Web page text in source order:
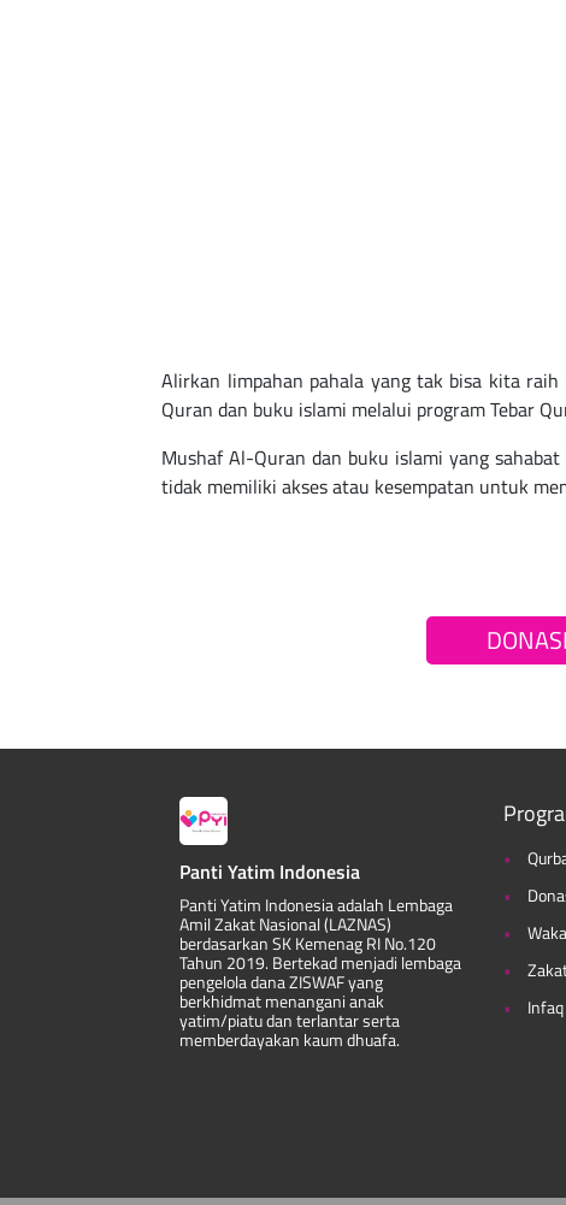
Alirkan limpahan pahala yang tak bisa kita
Quran dan buku islami melalui program Tebar
Mushaf Al-Quran dan buku islami yang
tidak memiliki akses atau kesempatan untuk
Panti Yatim Indonesia
Panti Yatim Indonesia adalah Lembaga
Amil Zakat Nasional (LAZNAS)
berdasarkan SK Kemenag RI No.120
Tahun 2019. Bertekad menjadi lembaga
pengelola dana ZISWAF yang
berkhidmat menangani anak
yatim/piatu dan terlantar serta
memberdayakan kaum dhuafa.
Infaq